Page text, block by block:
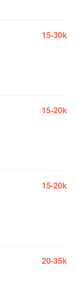
15-30k
15-20k
15-20k
20-35k